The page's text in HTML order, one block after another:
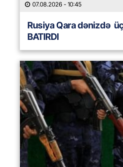
07.08.2026 - 10:45
Rusiya Qara dənizdə
BATIRDI